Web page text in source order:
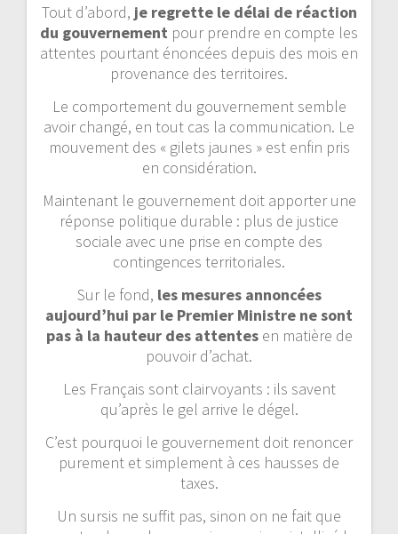
Tout d’abord, je regrette le délai de réaction
du gouvernement pour prendre en compte les
attentes pourtant énoncées depuis des mois en
provenance des territoires.
Le comportement du gouvernement semble
avoir changé, en tout cas la communication. Le
mouvement des « gilets jaunes » est enfin pris
en considération.
Maintenant le gouvernement doit apporter une
réponse politique durable : plus de justice
sociale avec une prise en compte des
contingences territoriales.
Sur le fond, les mesures annoncées
aujourd’hui par le Premier Ministre ne sont
pas à la hauteur des attentesen matière de
pouvoir d’achat.
Les Français sont clairvoyants : ils savent
qu’après le gel arrive le dégel.
C’est pourquoi le gouvernement doit renoncer
purement et simplement à ces hausses de
taxes.
Un sursis ne suffit pas, sinon on ne fait que